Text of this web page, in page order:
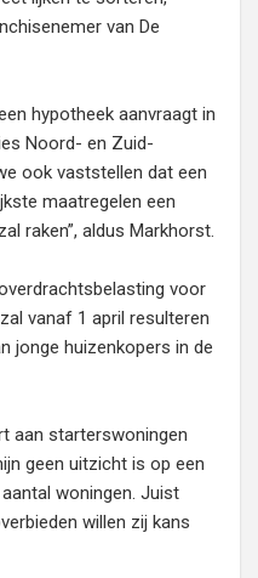
van De
hypotheek aanvraagt in
Noord- en Zuid-
ook vaststellen dat een
maatregelen een
raken”, aldus Markhorst.
voor
vanaf 1 april resulteren
jonge huizenkopers in de
aan starterswoningen
geen uitzicht is op een
woningen. Juist
willen zij kans